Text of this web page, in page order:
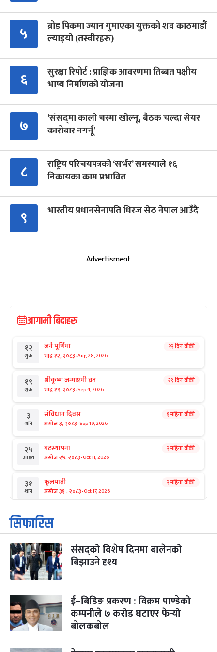
५
ब्रोड पिकमा ज्यान गुमाएका युक्तको शव काठमाडौं
ल्याइयो (तस्वीरहरू)
६
सुरक्षा रिपोर्ट : प्राज्ञिक आवरणमा तिब्बत पक्षीय
भाष्य निर्माणको योजना
७
‘संसद्‍मा कालो चस्मा खोल्नू, बैठक चल्दा सेयर
कारोबार नगर्नू’
८
राष्ट्रिय परिचयपत्रको ‘सर्भर’ समस्याले १६
निकायका काम प्रभावित
९ भारतीय प्रधानसेनापति धिरज सेठ नेपाल आउँदै
Advertisment
आगामी बिदाहरु
१२
शुक्र
जनै पूर्णिमा
भाद्र १२, २०८३-Aug 28, 2026
२२ दिन बाँकी
१९
शुक्र
श्रीकृष्ण जन्माष्टमी व्रत
भाद्र १९, २०८३-Sep 4, 2026
२९ दिन बाँकी
३
शनि
संविधान दिवस
असोज ३, २०८३-Sep 19, 2026
१ महिना बाँकी
२५
आइत
घटस्थापना
असोज २५, २०८३-Oct 11, 2026
२ महिना बाँकी
३१
शनि
फूलपाती
असोज ३१ , २०८३-Oct 17, 2026
२ महिना बाँकी
१
आइत
कार्तिक सङ्क्रान्ति
कार्तिक १, २०८३
३
मंगल
महानवमी
कार्तिक ३, २०८३-Oct 20, 2026
२ महिना बाँकी
४
बुध कार्तिक ४, २०८३ -Oct 21, 2026
५
बिहि
पापा‌ङ्कुशा एकादशी व्रत
कार्तिक ५, २०८३-Oct 22, 2026
२ महिना बाँकी
सिफारिस
संसद्को विशेष दिनमा बालेनको
बिझाउने दृश्य
ई–बिडिङ प्रकरण : विक्रम पाण्डेको
कम्पनीले ७ करोड घटाएर फेर्‍यो
बोलकबोल